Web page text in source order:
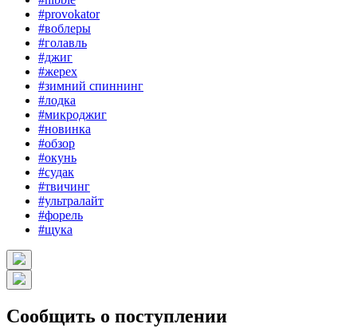
#provokator
#воблеры
#голавль
#джиг
#жерех
#зимний спиннинг
#лодка
#микроджиг
#новинка
#обзор
#окунь
#судак
#твичинг
#ультралайт
#форель
#щука
Сообщить о поступлении